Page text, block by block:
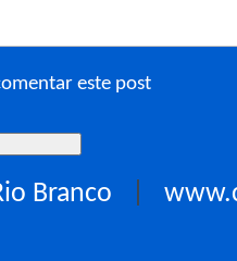
este post
Branco